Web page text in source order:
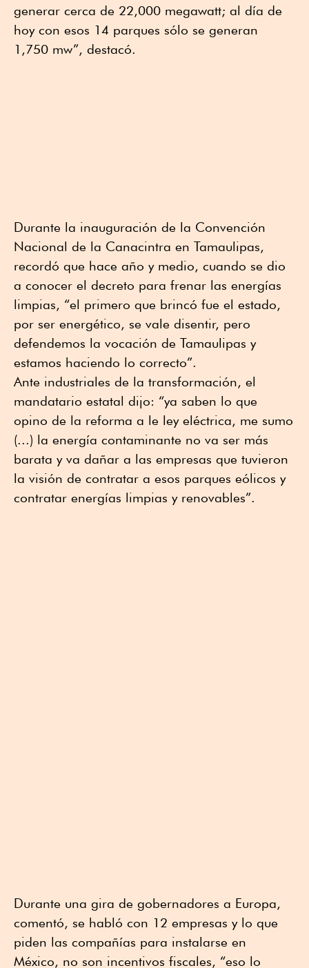
generar cerca de 22,000 megawatt; al día de
hoy con esos 14 parques sólo se generan
1,750 mw”, destacó.
Durante la inauguración de la Convención
Nacional de la Canacintra en Tamaulipas,
recordó que hace año y medio, cuando se dio
a conocer el decreto para frenar las energías
limpias, “el primero que brincó fue el estado,
por ser energético, se vale disentir, pero
defendemos la vocación de Tamaulipas y
estamos haciendo lo correcto”.
Ante industriales de la transformación, el
mandatario estatal dijo: “ya saben lo que
opino de la reforma a le ley eléctrica, me sumo
(...) la energía contaminante no va ser más
barata y va dañar a las empresas que tuvieron
la visión de contratar a esos parques eólicos y
contratar energías limpias y renovables”.
Durante una gira de gobernadores a Europa,
comentó, se habló con 12 empresas y lo que
piden las compañías para instalarse en
México, no son incentivos fiscales, “eso lo